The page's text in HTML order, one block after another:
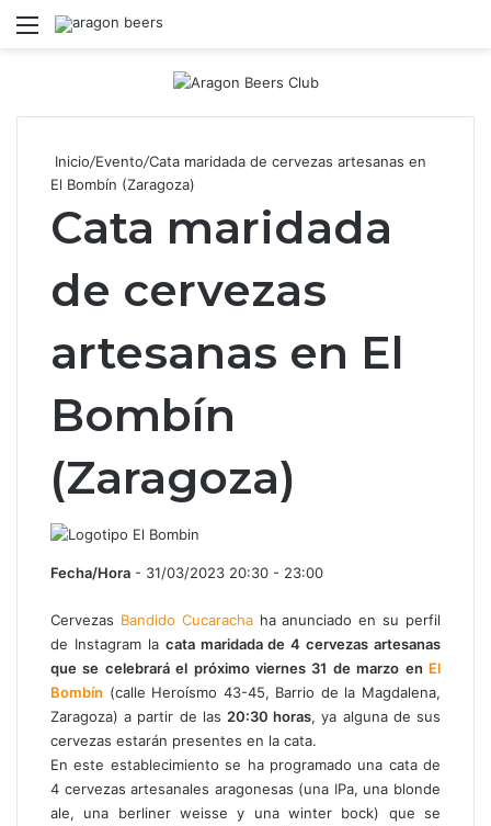
Menú
Inicio/Evento/Cata maridada de cervezas artesanas en
El Bombín (Zaragoza)
Cata maridada
de cervezas
artesanas en El
Bombín
(Zaragoza)
Fecha/Hora - 31/03/2023 20:30 - 23:00
Cervezas Bandido Cucarachaha anunciado en su perfil
de Instagram la cata maridada de 4 cervezas artesanas
que se celebrará el próximo viernes 31 de marzo en El
Bombín (calle Heroísmo 43-45, Barrio de la Magdalena,
Zaragoza) a partir de las 20:30 horas, ya alguna de sus
cervezas estarán presentes en la cata.
En este establecimiento se ha programado una cata de
4 cervezas artesanales aragonesas (una IPa, una blonde
ale, una berliner weisse y una winter bock) que se